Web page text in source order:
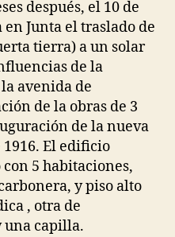
después, el 10 de
en Junta el traslado de
tierra) a un solar
de la
avenida de
de la obras de 3
de la nueva
1916. El edificio
5 habitaciones,
y piso alto
, otra de
una capilla.